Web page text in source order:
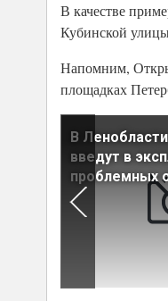
В качестве
Кубинской
Напомним,
площадках
В
введут в
проблемных